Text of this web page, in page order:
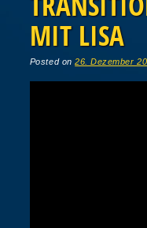
MIT LISA
Posted on26. Dezember